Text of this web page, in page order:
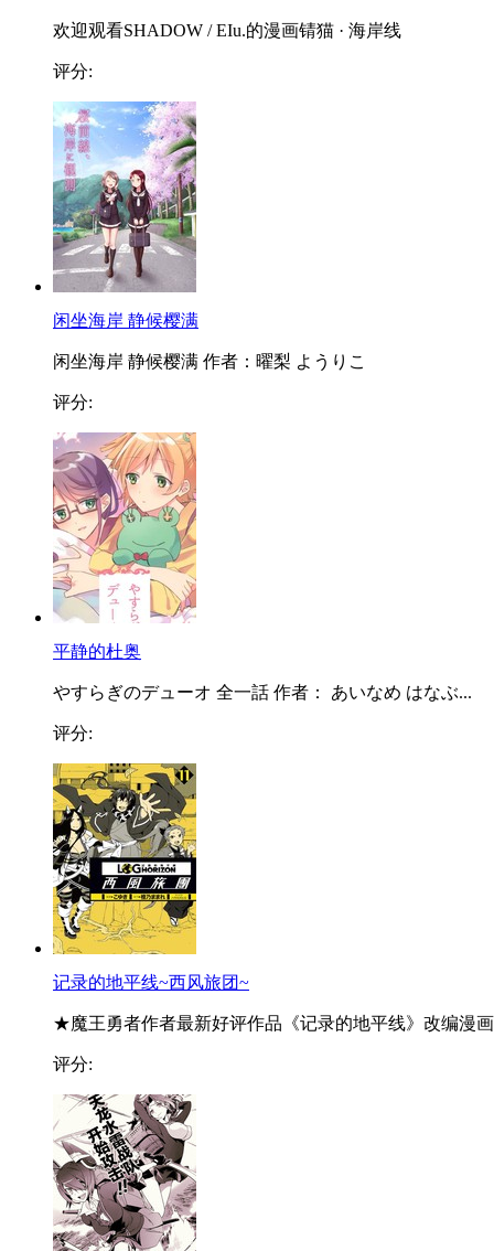
欢迎观看SHADOW / EIu.的漫画锖猫 · 海岸线
评分:
闲坐海岸 静候樱满
闲坐海岸 静候樱满 作者：曜梨 ようりこ
评分:
平静的杜奥
やすらぎのデューオ 全一話 作者： あいなめ はなぶ...
评分:
记录的地平线~西风旅团~
★魔王勇者作者最新好评作品《记录的地平线》改编漫
评分: